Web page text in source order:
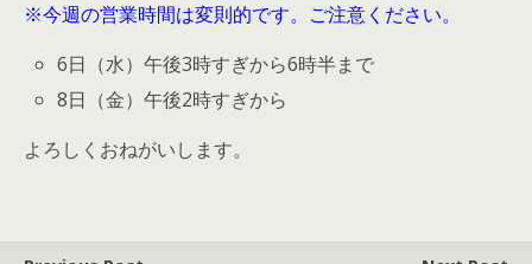
※今週の営業時間は変則的です。ご注意ください。
6日（水）午後3時すぎから6時半まで
8日（金）午後2時すぎから
よろしくおねがいします。